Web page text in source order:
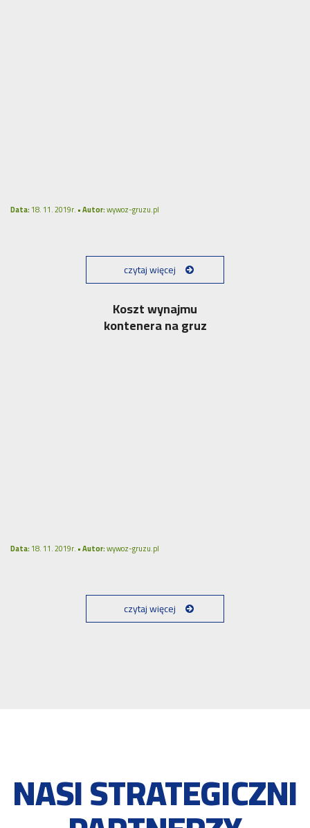
Data:18. 11. 2019r. •Autor:wywoz-gruzu.pl
czytaj więcej
Koszt wynajmu
kontenera na gruz
Data:18. 11. 2019r. •Autor:wywoz-gruzu.pl
czytaj więcej
NASI STRATEGICZNI